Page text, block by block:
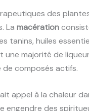
des
La macération
tanins, huiles
une majorité de
composés actifs.
appel à la chaleur
engendre des